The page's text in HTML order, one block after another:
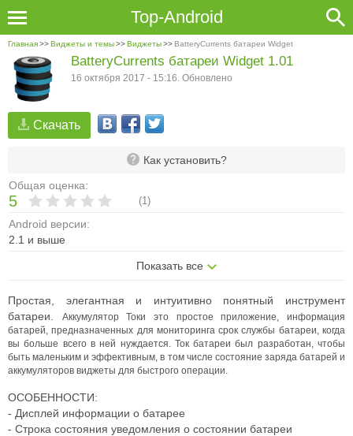
Top-Android
Главная>>Виджеты и темы>>Виджеты>> BatteryCurrents батареи Widget
Скачать
Как установить?
Общая оценка:
5 (1)
Android версии:
2.1 и выше
Показать все
BatteryCurrents батареи Widget 1.01
16 октября 2017 - 15:16. Обновлено
Простая, элегантная и интуитивно понятный инструмент
батареи. Аккумулятор Токи это простое приложение, информация
батарей, предназначенных для мониторинга срок службы батареи, когда
вы больше всего в ней нуждается. Ток батареи был разработан, чтобы
быть маленьким и эффективным, в том числе состояние заряда батарей и
аккумуляторов виджеты для быстрого операции.
ОСОБЕННОСТИ:
- Дисплей информации о батарее
- Строка состояния уведомления о состоянии батареи